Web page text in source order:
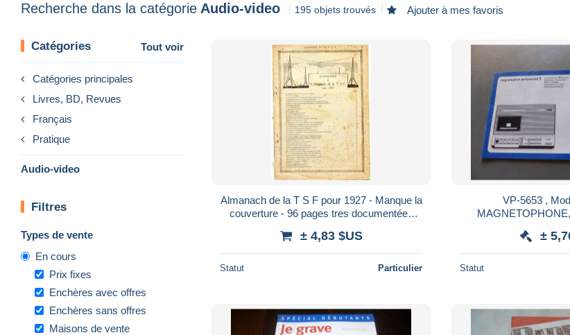
Recherche dans la catégorie Audio-video 195 objets trouvés Ajouter à mes favoris
Catégories Tout voir
Catégories principales
Livres, BD, Revues
Français
Pratique
Audio-video
Filtres
Types de vente
En cours
Prix fixes
Enchères avec offres
Enchères sans offres
Maisons de vente
Almanach de la T S F pour 1927 - Manque la
couverture - 96 pages tres documentées
± 4,83 $US
Statut Particulier
VP-5653 , Mode D'Emploi
±
Statut